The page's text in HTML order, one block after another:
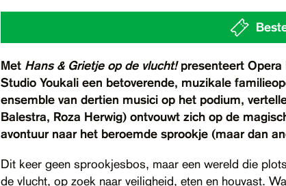
Met Hans & Grietje op de vlucht!presenteert
Studio Youkali een betoverende, muzikale
ensemble van dertien musici op het podium,
Balestra, Roza Herwig) ontvouwt zich op de
avontuur naar het beroemde sprookje (maar dan
Dit keer geen sprookjesbos, maar een wereld die
de vlucht, op zoek naar veiligheid, eten en houvast.